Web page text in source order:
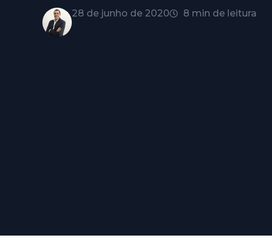
28 de junho de 2020 8 min de leitura